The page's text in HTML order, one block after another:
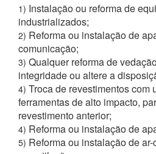
1) Instalação ou reforma de
industrializados;
2) Reforma ou instalação de
comunicação;
3) Qualquer reforma de
integridade ou altere a
4) Troca de revestimentos com
ferramentas de alto impacto,
revestimento anterior;
4) Reforma ou instalação de
5) Reforma ou instalação de